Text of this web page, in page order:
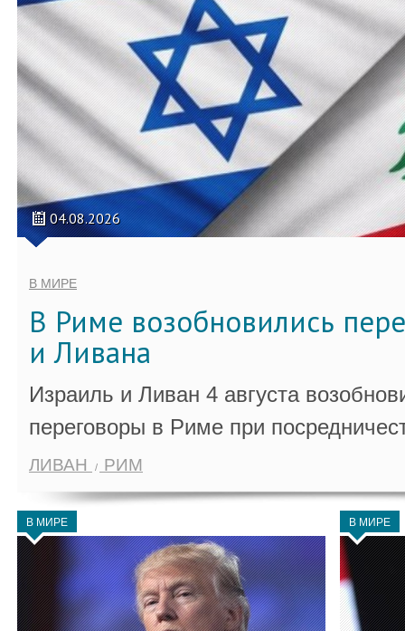
04.08.2026
В МИРЕ
В Риме возобновились
и Ливана
Израиль и Ливан 4 августа
переговоры в Риме при
ЛИВАН РИМ
В МИРЕ В МИРЕ